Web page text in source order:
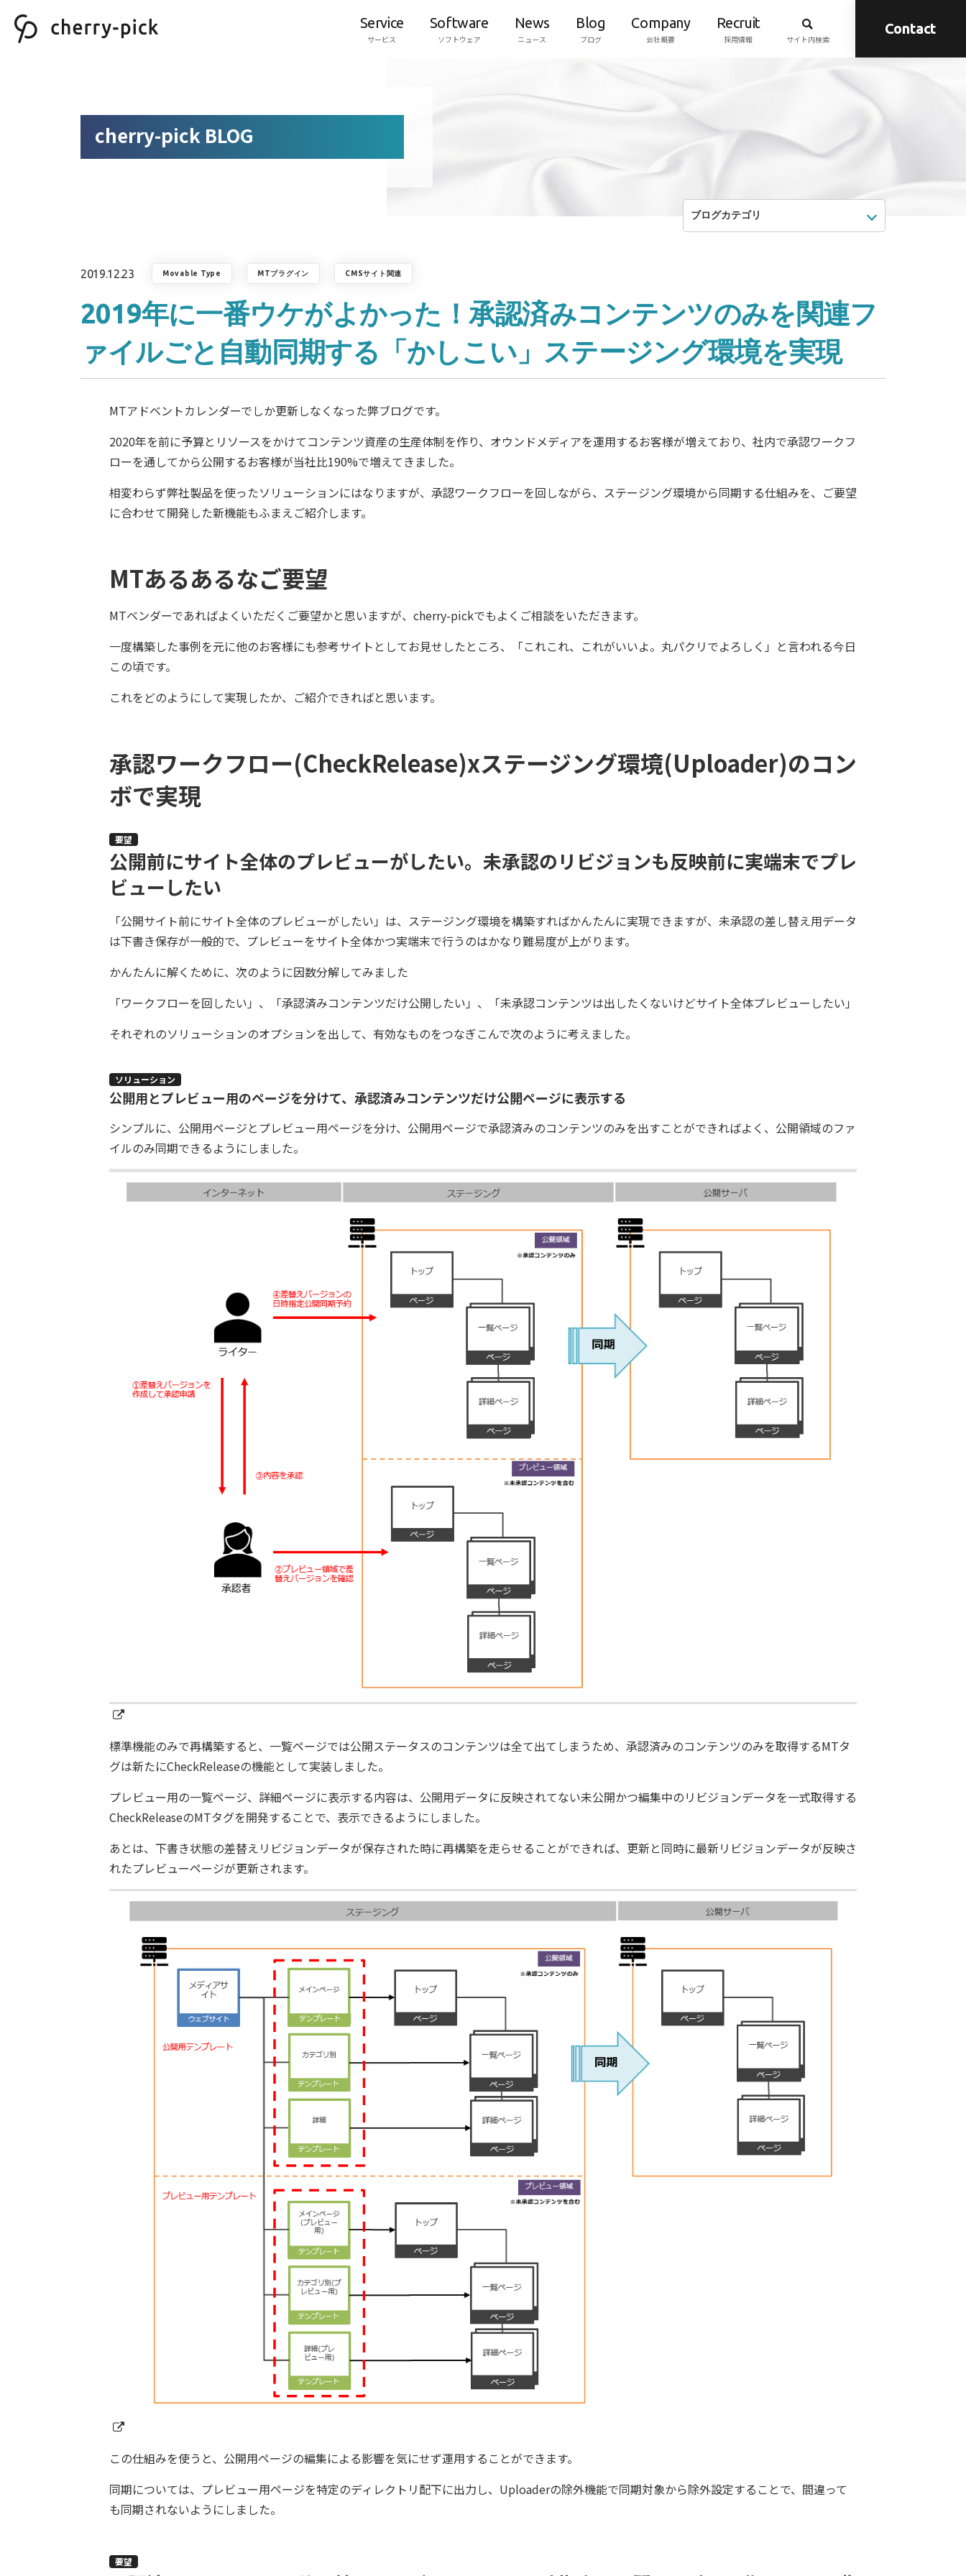
Service
サービス
Software
ソフトウェア
News
ニュース
Blog
ブログ
Company
会社概要
Recruit
採用情報 サイト内検索
Contact
cherry-pick BLOG
2019.12.23 Movable Type MTプラグイン CMSサイト関連
2019年に一番ウケがよかった！承認済みコンテンツのみを関連フ
ァイルごと自動同期する「かしこい」ステージング環境を実現
MTアドベントカレンダーでしか更新しなくなった弊ブログです。
2020年を前に予算とリソースをかけてコンテンツ資産の生産体制を作り、オウンドメディアを運用するお客様が増えており、社内で承認ワークフ
ローを通してから公開するお客様が当社比190%で増えてきました。
相変わらず弊社製品を使ったソリューションにはなりますが、承認ワークフローを回しながら、ステージング環境から同期する仕組みを、ご要望
に合わせて開発した新機能もふまえご紹介します。
MTあるあるなご要望
MTベンダーであればよくいただくご要望かと思いますが、cherry-pickでもよくご相談をいただきます。
一度構築した事例を元に他のお客様にも参考サイトとしてお見せしたところ、「これこれ、これがいいよ。丸パクリでよろしく」と言われる今日
この頃です。
これをどのようにして実現したか、ご紹介できればと思います。
承認ワークフロー(CheckRelease)xステージング環境(Uploader)のコン
ボで実現
要望
公開前にサイト全体のプレビューがしたい。未承認のリビジョンも反映前に実端末でプレ
ビューしたい
「公開サイト前にサイト全体のプレビューがしたい」は、ステージング環境を構築すればかんたんに実現できますが、未承認の差し替え用データ
は下書き保存が一般的で、プレビューをサイト全体かつ実端末で行うのはかなり難易度が上がります。
かんたんに解くために、次のように因数分解してみました
「ワークフローを回したい」、「承認済みコンテンツだけ公開したい」、「未承認コンテンツは出したくないけどサイト全体プレビューしたい」
それぞれのソリューションのオプションを出して、有効なものをつなぎこんで次のように考えました。
ソリューション
公開用とプレビュー用のページを分けて、承認済みコンテンツだけ公開ページに表示する
シンプルに、公開用ページとプレビュー用ページを分け、公開用ページで承認済みのコンテンツのみを出すことができればよく、公開領域のファ
イルのみ同期できるようにしました。
標準機能のみで再構築すると、一覧ページでは公開ステータスのコンテンツは全て出てしまうため、承認済みのコンテンツのみを取得するMTタ
グは新たにCheckReleaseの機能として実装しました。
プレビュー用の一覧ページ、詳細ページに表示する内容は、公開用データに反映されてない未公開かつ編集中のリビジョンデータを一式取得する
CheckReleaseのMTタグを開発することで、表示できるようにしました。
あとは、下書き状態の差替えリビジョンデータが保存された時に再構築を走らせることができれば、更新と同時に最新リビジョンデータが反映さ
れたプレビューページが更新されます。
この仕組みを使うと、公開用ページの編集による影響を気にせず運用することができます。
同期については、プレビュー用ページを特定のディレクトリ配下に出力し、Uploaderの除外機能で同期対象から除外設定することで、間違って
も同期されないようにしました。
要望